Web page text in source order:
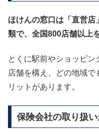
ほけんの窓口は「直営
類で、全国800店舗以上
とくに駅前やショッピ
店舗を構え、どの地域で
リットがあります。
保険会社の取り扱